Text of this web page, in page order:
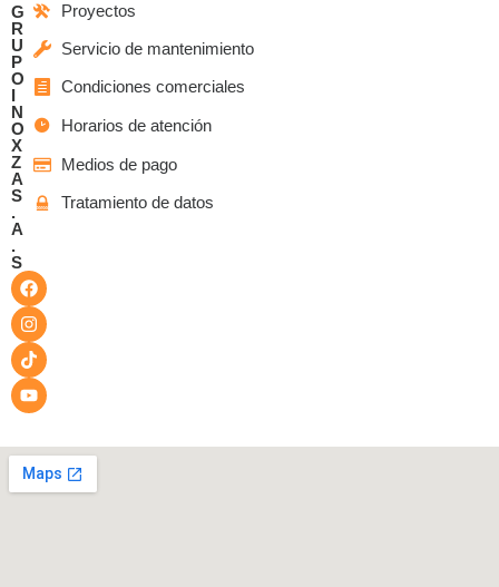
G
R
U
P
O
I
N
O
X
Z
A
S
.
A
.
S
Proyectos
Servicio de mantenimiento
Condiciones comerciales
Horarios de atención
Medios de pago
Tratamiento de datos